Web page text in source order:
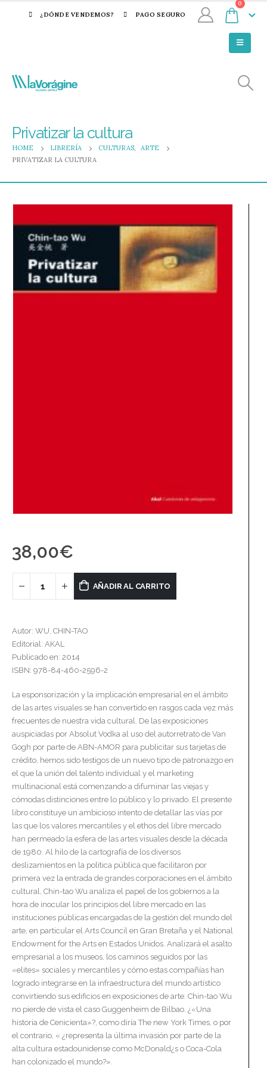
¿DÓNDE VENDEMOS? PAGO SEGURO
0
Privatizar la cultura
HOME LIBRERÍA CULTURAS,
ARTE
PRIVATIZAR LA CULTURA
38,00€
AÑADIR AL CARRITO
Autor: WU, CHIN-TAO
Editorial: AKAL
Publicado en: 2014
ISBN: 978-84-460-2596-2
La esponsorización y la implicación empresarial en el ámbito
de las artes visuales se han convertido en rasgos cada vez más
frecuentes de nuestra vida cultural. De las exposiciones
auspiciadas por Absolut Vodka al uso del autorretrato de Van
Gogh por parte de ABN-AMOR para publicitar sus tarjetas de
crédito, hemos sido testigos de un nuevo tipo de patronazgo en
el que la unión del talento individual y el marketing
multinacional está comenzando a difuminar las viejas y
cómodas distinciones entre lo público y lo privado. El presente
libro constituye un ambicioso intento de detallar las vías por
las que los valores mercantiles y el ethos del libre mercado
han permeado la esfera de las artes visuales desde la década
de 1980. Al hilo de la cartografía de los diversos
deslizamientos en la política pública que facilitaron por
primera vez la entrada de grandes corporaciones en el ámbito
cultural, Chin-tao Wu analiza el papel de los gobiernos a la
hora de inocular los principios del libre mercado en las
instituciones públicas encargadas de la gestión del mundo del
arte, en particular el Arts Council en Gran Bretaña y el National
Endowment for the Arts en Estados Unidos. Analizará el asalto
empresarial a los museos, los caminos seguidos por las
«elites» sociales y mercantiles y cómo estas compañías han
logrado integrarse en la infraestructura del mundo artístico
convirtiendo sus edificios en exposiciones de arte. Chin-tao Wu
no pierde de vista el caso Guggenheim de Bilbao. ¿«Una
historia de Cenicienta»?, como diría The new York Times, o por
el contrario, « ¿representa la última invasión por parte de la
alta cultura estadounidense como McDonald¿s o Coca-Cola
han colonizado el mundo?».